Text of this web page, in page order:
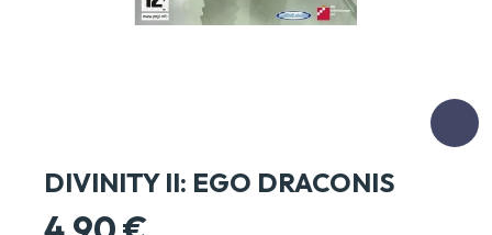
DIVINITY II: EGO DRACONIS